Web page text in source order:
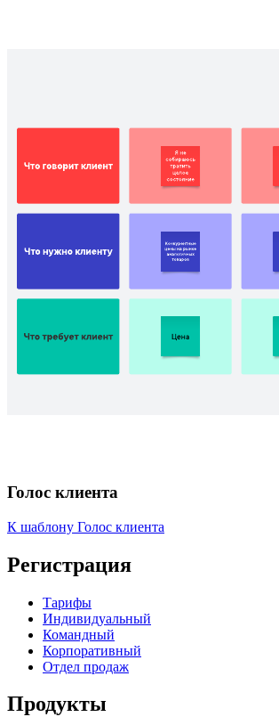
Голос клиента
К шаблону Голос клиента
Регистрация
Тарифы
Индивидуальный
Командный
Корпоративный
Отдел продаж
Продукты